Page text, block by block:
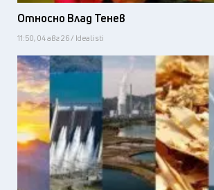
Относно Влад Тенев
11:50, 04 авг 26 / Idealisti